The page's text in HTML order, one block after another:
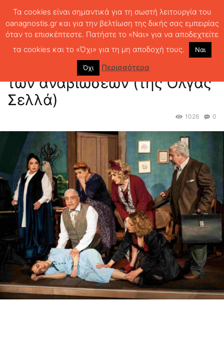
«Το έκτο πάτωμα» – Το ρίσκο των
αναβιώσεων (της Όλγας Σελλά)
«Το έκτο πάτωμα» – Το ρίσκο
των αναβιώσεων (της Όλγας
Σελλά)
0
1026
Τα cookies είναι σημαντικά για τη σωστή λειτουργία του
oanagnostis.gr και για την βελτίωση της δικής σας εμπειρίας
όταν το επισκέπτεστε. Πατήστε το «Ναι» για να αποδεχτείτε
τα cookies και το «Όχι» για τη μη αποδοχή τους.
Ναι
Όχι Περισσότερα